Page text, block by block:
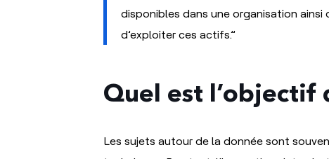
disponibles dans une organisation
d’exploiter ces actifs.”
Quel est l’objectif
Les sujets autour de la donnée sont